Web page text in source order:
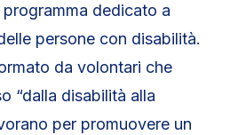
dedicato a
persone con disabilità.
da volontari che
“dalla disabilità alla
per promuovere un